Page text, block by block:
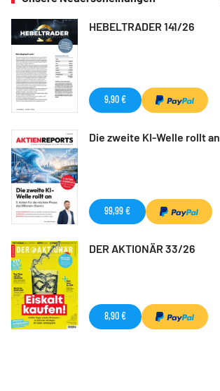
HEBELTRADER 141/26
9,90 €
Die zweite KI-Welle rollt an
99,99 €
DER AKTIONÄR 33/26
8,90 €